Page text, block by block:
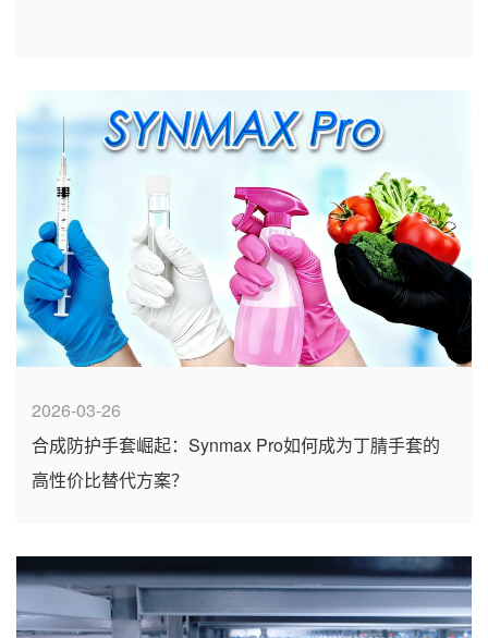
2026-03-26
合成防护手套崛起：Synmax Pro如何成为丁腈手套的
高性价比替代方案？